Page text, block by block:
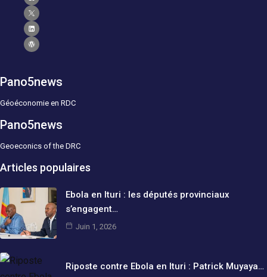
Pano5news
Géoéconomie en RDC
Pano5news
Geoeconics of the DRC
Articles populaires
Ebola en Ituri : les députés provinciaux
s’engagent…
Juin 1, 2026
Riposte contre Ebola en Ituri : Patrick Muyaya…